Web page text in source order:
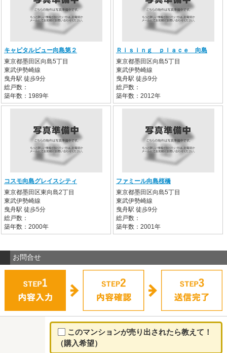
キャピタルビュー向島第２
東京都墨田区向島5丁目
東武伊勢崎線
曳舟駅 徒歩9分
総戸数：
築年数：1989年
Ｒｉｓｉｎｇ ｐｌａｃｅ 向島
東京都墨田区向島5丁目
東武伊勢崎線
曳舟駅 徒歩9分
総戸数：
築年数：2012年
コスモ向島グレイスシティ
東京都墨田区東向島2丁目
東武伊勢崎線
曳舟駅 徒歩5分
総戸数：
築年数：2000年
ファミール向島桜橋
東京都墨田区向島5丁目
東武伊勢崎線
曳舟駅 徒歩9分
総戸数：
築年数：2001年
お問合せ
このマンションが売り出されたら教えて！
（購入希望）